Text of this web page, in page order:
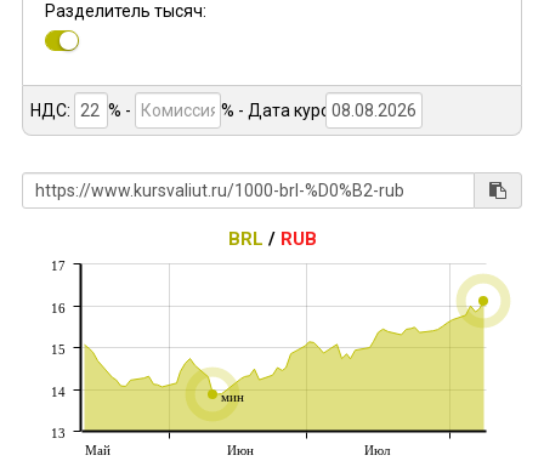
Разделитель тысяч:
НДС: % - % - Дата курса:
BRL / RUB
мин
Май Июн Июл
13
14
15
16
17